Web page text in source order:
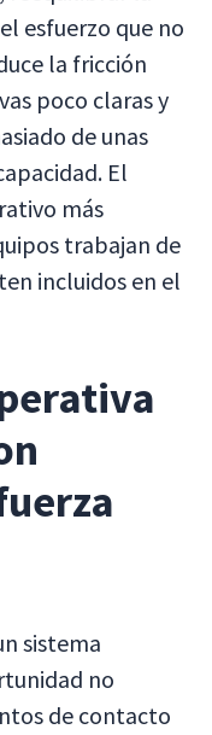
esfuerzo que no
la fricción
poco claras y
de unas
El
más
trabajan de
incluidos en el
sistema
no
de contacto